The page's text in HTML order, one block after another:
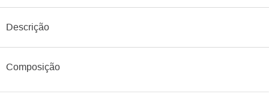
Descrição
Composição